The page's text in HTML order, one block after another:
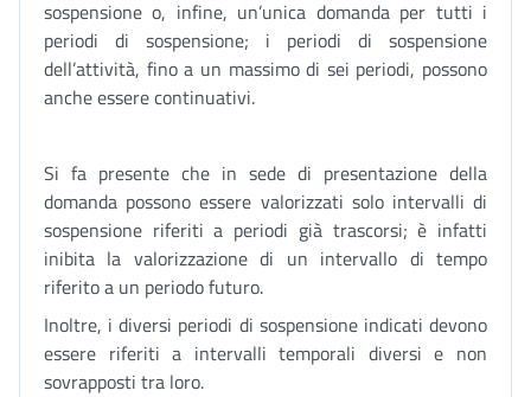
sospensione o, infine, un’unica domanda per tutti i
periodi di sospensione; i periodi di sospensione
dell’attività, fino a un massimo di sei periodi, possono
anche essere continuativi.
Si fa presente che in sede di presentazione della
domanda possono essere valorizzati solo intervalli di
sospensione riferiti a periodi già trascorsi; è infatti
inibita la valorizzazione di un intervallo di tempo
riferito a un periodo futuro.
Inoltre, i diversi periodi di sospensione indicati devono
essere riferiti a intervalli temporali diversi e non
sovrapposti tra loro.